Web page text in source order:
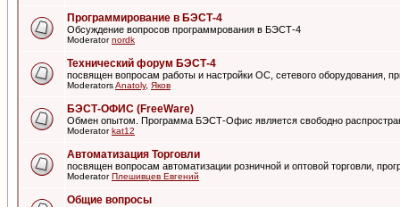
Программирование в БЭСТ-4
Обсуждение вопросов программрования в БЭСТ-4
Moderatornordk
Технический форум БЭСТ-4
посвящен вопросам работы и настройки ОС, сетевого оборудования,
ModeratorsAnatoly, Яков
БЭСТ-ОФИС (FreeWare)
Обмен опытом. Программа БЭСТ-Офис является свободно
Moderatorkat12
Автоматизация Торговли
посвящен вопросам автоматизации розничной и оптовой торговли,
ModeratorПлешивцев Евгений
Общие вопросы